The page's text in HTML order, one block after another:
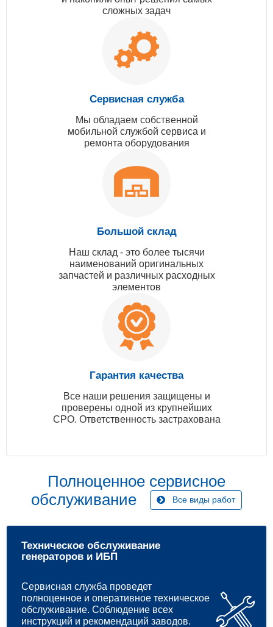
сложных задач
Сервисная служба
Мы обладаем собственной
мобильной службой сервиса и
ремонта оборудования
Большой склад
Наш склад - это более тысячи
наименований оригинальных
запчастей и различных расходных
элементов
Гарантия качества
Все наши решения защищены и
проверены одной из крупнейших
СРО. Ответственность застрахована
Полноценное сервисное
обслуживание
Все виды работ
Техническое обслуживание
генераторов и ИБП
Сервисная служба проведет
полноценное и оперативное техническое
обслуживание. Соблюдение всех
инструкций и рекомендаций заводов.